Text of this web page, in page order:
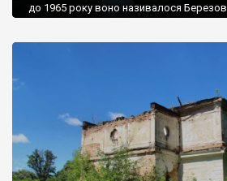
до 1965 року воно називалося
Наддністрянське відрізняється від
сіл. У селі є мурована Михайлівська